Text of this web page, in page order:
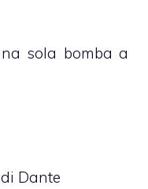
sola bomba a
Dante